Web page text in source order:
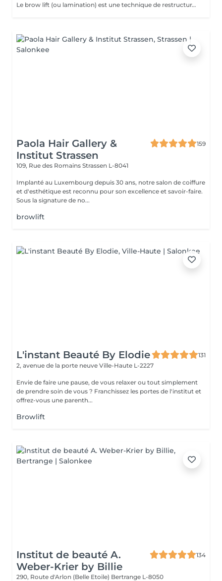
Le brow lift (ou lamination) est une technique de restructuration qui discipline, rehausse et épaissit les sourcils, offrant un effet fourni et structuré pendant environ 6 à 8 semaines. Ce soin utilise des sérums pour assouplir le poil, le brosser vers le haut et le fixer. Teinture comprise dans le soin.
Paola Hair Gallery &
Institut Strassen
159
109, Rue des Romains Strassen L-8041
Implanté au Luxembourg depuis 30 ans, notre salon de coiffure
et d'esthétique est reconnu pour son excellence et savoir-faire.
Sous la signature de no...
browlift
L'instant Beauté By Elodie
131
2, avenue de la porte neuve Ville-Haute L-2227
Envie de faire une pause, de vous relaxer ou tout simplement
de prendre soin de vous ? Franchissez les portes de l'institut et
offrez-vous une parenth...
Browlift
Institut de beauté A.
Weber-Krier by Billie
134
290, Route d'Arlon (Belle Etoile) Bertrange L-8050